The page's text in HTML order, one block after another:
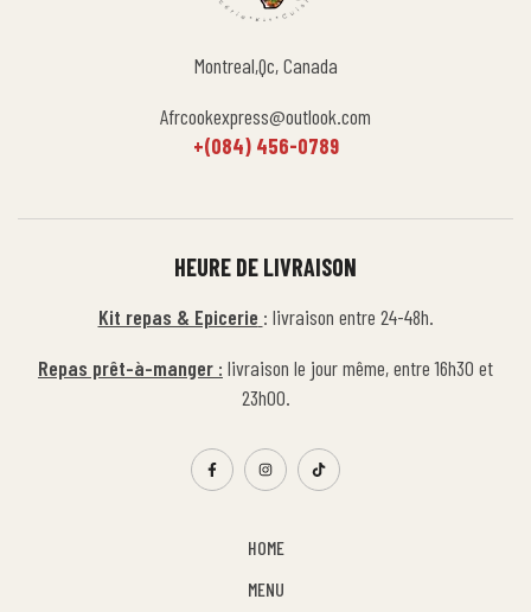
Montreal,Qc, Canada
Afrcookexpress@outlook.com
+(084) 456-0789
HOME
MENU
HEURE DE LIVRAISON
Kit repas & Epicerie : livraison entre 24-48h.
Repas prêt-à-manger : livraison le jour même, entre 16h30 et
23h00.